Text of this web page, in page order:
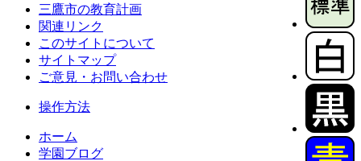
三鷹市の教育計画
関連リンク
このサイトについて
サイトマップ
ご意見・お問い合わせ
操作方法
ホーム
学園ブログ